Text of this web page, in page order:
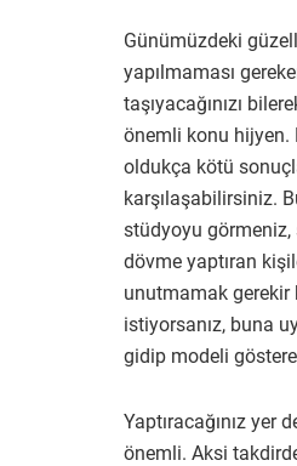
Günümüzdeki
yapılmaması
taşıyacağınızı
önemli konu hijyen.
oldukça kötü
karşılaşabilirsiniz.
stüdyoyu görmeniz,
dövme yaptıran
unutmamak gerekir
istiyorsanız, buna
gidip modeli
Yaptıracağınız
önemli. Aksi